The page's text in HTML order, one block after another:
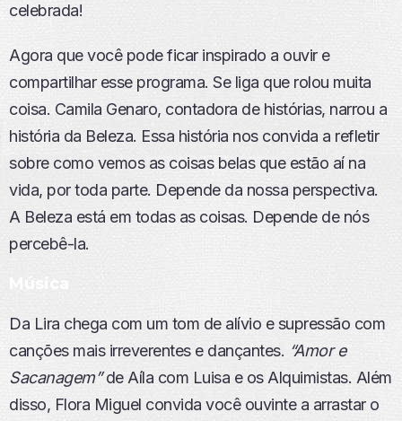
celebrada!
Agora que você pode ficar inspirado a ouvir e
compartilhar esse programa. Se liga que rolou muita
coisa. Camila Genaro, contadora de histórias, narrou a
história da Beleza. Essa história nos convida a refletir
sobre como vemos as coisas belas que estão aí na
vida, por toda parte. Depende da nossa perspectiva.
A Beleza está em todas as coisas. Depende de nós
percebê-la.
Música
Da Lira chega com um tom de alívio e supressão com
canções mais irreverentes e dançantes. “Amor e
Sacanagem”de Aíla com Luisa e os Alquimistas. Além
disso, Flora Miguel convida você ouvinte a arrastar o